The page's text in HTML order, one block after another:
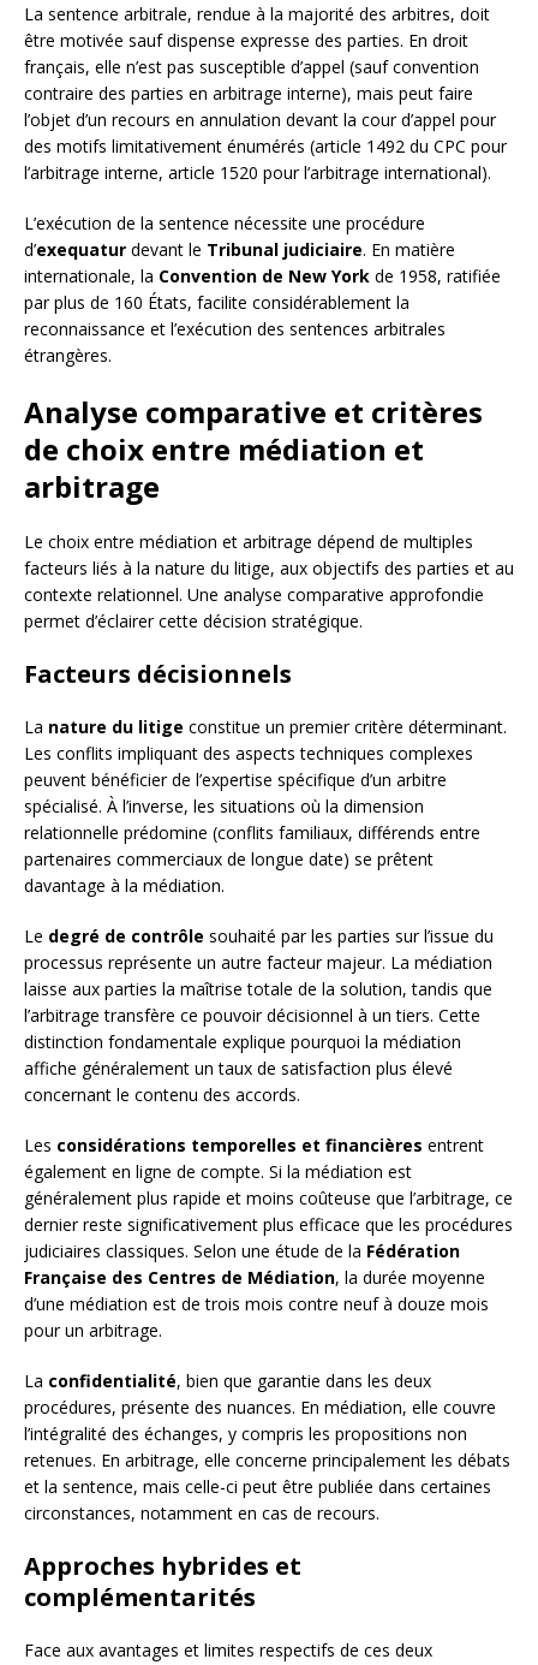
La sentence arbitrale, rendue à la majorité des arbitres, doit
être motivée sauf dispense expresse des parties. En droit
français, elle n’est pas susceptible d’appel (sauf convention
contraire des parties en arbitrage interne), mais peut faire
l’objet d’un recours en annulation devant la cour d’appel pour
des motifs limitativement énumérés (article 1492 du CPC pour
l’arbitrage interne, article 1520 pour l’arbitrage international).
L’exécution de la sentence nécessite une procédure
d’exequatur devant le Tribunal judiciaire. En matière
internationale, la Convention de New York de 1958, ratifiée
par plus de 160 États, facilite considérablement la
reconnaissance et l’exécution des sentences arbitrales
étrangères.
Analyse comparative et critères
de choix entre médiation et
arbitrage
Le choix entre médiation et arbitrage dépend de multiples
facteurs liés à la nature du litige, aux objectifs des parties et au
contexte relationnel. Une analyse comparative approfondie
permet d’éclairer cette décision stratégique.
Facteurs décisionnels
La nature du litige constitue un premier critère déterminant.
Les conflits impliquant des aspects techniques complexes
peuvent bénéficier de l’expertise spécifique d’un arbitre
spécialisé. À l’inverse, les situations où la dimension
relationnelle prédomine (conflits familiaux, différends entre
partenaires commerciaux de longue date) se prêtent
davantage à la médiation.
Le degré de contrôle souhaité par les parties sur l’issue du
processus représente un autre facteur majeur. La médiation
laisse aux parties la maîtrise totale de la solution, tandis que
l’arbitrage transfère ce pouvoir décisionnel à un tiers. Cette
distinction fondamentale explique pourquoi la médiation
affiche généralement un taux de satisfaction plus élevé
concernant le contenu des accords.
Les considérations temporelles et financières entrent
également en ligne de compte. Si la médiation est
généralement plus rapide et moins coûteuse que l’arbitrage, ce
dernier reste significativement plus efficace que les procédures
judiciaires classiques. Selon une étude de la Fédération
Française des Centres de Médiation, la durée moyenne
d’une médiation est de trois mois contre neuf à douze mois
pour un arbitrage.
La confidentialité, bien que garantie dans les deux
procédures, présente des nuances. En médiation, elle couvre
l’intégralité des échanges, y compris les propositions non
retenues. En arbitrage, elle concerne principalement les débats
et la sentence, mais celle-ci peut être publiée dans certaines
circonstances, notamment en cas de recours.
Approches hybrides et
complémentarités
Face aux avantages et limites respectifs de ces deux